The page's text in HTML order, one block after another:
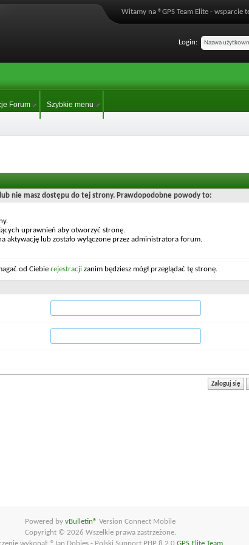
Witamy na ®GPS Team Elite -
Login:
Forum Szybkie menu
nie masz dostępu do tej strony. Prawdopodobne powody to:
uprawnień aby otworzyć stronę.
aktywację lub zostało wyłączone przez administratora forum.
od Ciebie rejestracji zanim będziesz mógł przeglądać tę stronę.
Powered by vBulletin® Version Connect Mobile
Copyright © 2026 Wszelkie prawa zastrzeżone.